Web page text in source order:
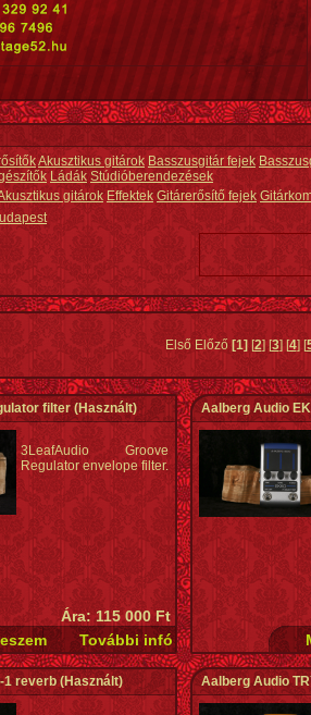
Akusztikus gitárok Basszusgitár fejek
Ládák Stúdióberendezések
gitárok Effektek Gitárerősítő fejek
Első Előző [1][2] [3] [4] [
filter(Használt)
3LeafAudio Groove
Regulator envelope filter.
Ára: 115 000 Ft
Aalberg Audio
1 reverb(Használt) Aalberg Audio